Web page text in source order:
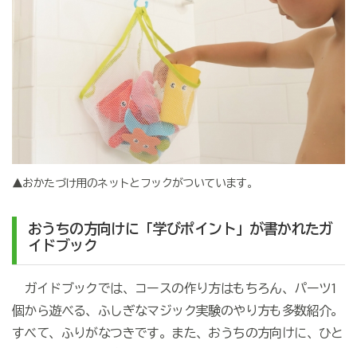
▲おかたづけ用のネットとフックがついています。
おうちの方向けに「学びポイント」が書かれたガ
イドブック
ガイドブックでは、コースの作り方はもちろん、パーツ1
個から遊べる、ふしぎなマジック実験のやり方も多数紹介。
すべて、ふりがなつきです。また、おうちの方向けに、ひと